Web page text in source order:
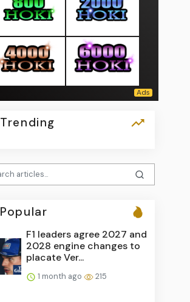
Trending
Popular
F1 leaders agree 2027 and
2028 engine changes to
placate Ver...
1 month ago 215